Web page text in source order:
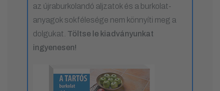
az újraburkolandó aljzatok és a burkolat-
anyagok sokfélesége nem könnyíti meg a
dolgukat. Töltse le kiadványunkat
ingyenesen!